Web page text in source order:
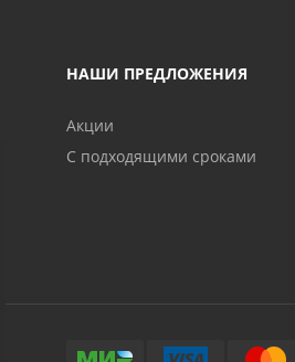
НАШИ ПРЕДЛОЖЕНИЯ
Акции
С подходящими сроками